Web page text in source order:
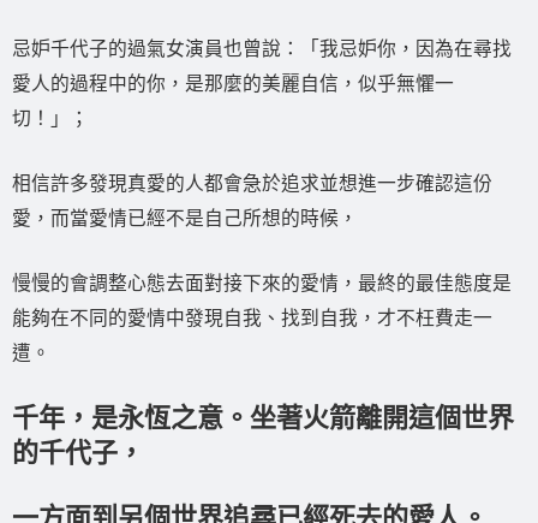
忌妒千代子的過氣女演員也曾說：「我忌妒你，因為在尋找
愛人的過程中的你，是那麼的美麗自信，似乎無懼一
切！」；
相信許多發現真愛的人都會急於追求並想進一步確認這份
愛，而當愛情已經不是自己所想的時候，
慢慢的會調整心態去面對接下來的愛情，最終的最佳態度是
能夠在不同的愛情中發現自我、找到自我，才不枉費走一
遭。
千年，是永恆之意。坐著火箭離開這個世界
的千代子，